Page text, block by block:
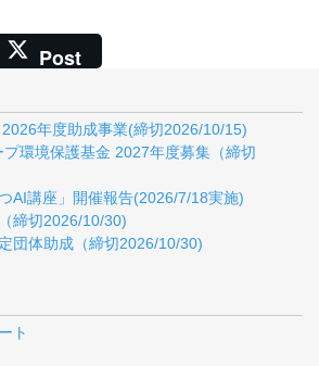
Post
年度助成事業(締切2026/10/15)
環境保護基金 2027年度募集（締切
AI講座」開催報告(2026/7/18実施)
締切2026/10/30)
団体助成（締切2026/10/30)
ト